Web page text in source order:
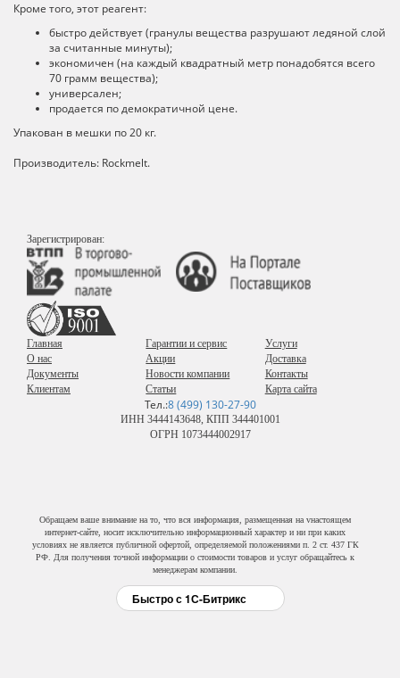
Кроме того, этот реагент:
быстро действует (гранулы вещества разрушают ледяной слой
за считанные минуты);
экономичен (на каждый квадратный метр понадобятся всего
70 грамм вещества);
универсален;
продается по демократичной цене.
Упакован в мешки по 20 кг.
Производитель: Rockmelt.
Зарегистрирован:
Главная
О нас
Документы
Клиентам
Гарантии и сервис
Акции
Новости компании
Статьи
Услуги
Доставка
Контакты
Карта сайта
Тел.:8 (499) 130-27-90
ИНН 3444143648, КПП 344401001
ОГРН 1073444002917
Обращаем ваше внимание на то, что вся информация, размещенная на vнастоящем
интернет-сайте, носит исключительно информационный характер и ни при каких
условиях не является публичной офертой, определяемой положениями п. 2 ст. 437 ГК
РФ. Для получения точной информации о стоимости товаров и услуг обращайтесь к
менеджерам компании.
Быстро с 1С-Битрикс